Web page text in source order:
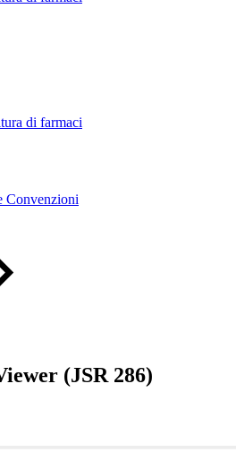
di farmaci
Convenzioni
(JSR 286)